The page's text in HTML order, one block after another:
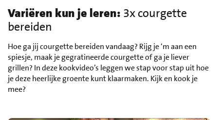
Variëren kun je leren: 3x courgette
bereiden
Hoe ga jij courgette bereiden vandaag? Rijg je ‘m aan een
spiesje, maak je gegratineerde courgette of ga je liever
grillen? In deze kookvideo’s leggen we stap voor stap uit hoe
je deze heerlijke groente kunt klaarmaken. Kijk en kook je
mee?